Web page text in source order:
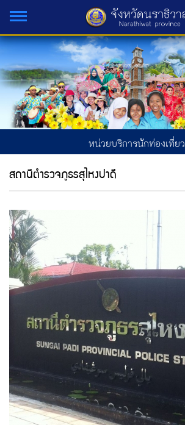
หน่วยบริการนักท่องเที่ยว
สถานีตำรวจภูธรสุไหงปาดี